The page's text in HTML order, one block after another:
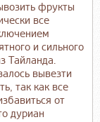
фрукты
все
и сильного
Тайланда.
вывезти
так как все
от
дуриан